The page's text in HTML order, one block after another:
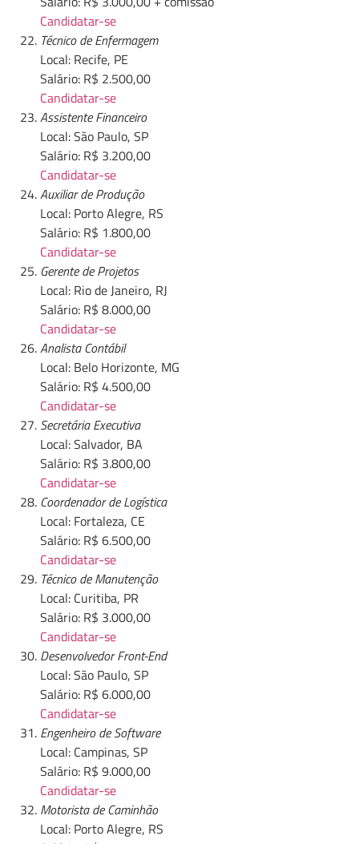
Candidatar-se
Técnico de Enfermagem
Local: Recife, PE
Salário: R$ 2.500,00
Candidatar-se
Assistente Financeiro
Local: São Paulo, SP
Salário: R$ 3.200,00
Candidatar-se
Auxiliar de Produção
Local: Porto Alegre, RS
Salário: R$ 1.800,00
Candidatar-se
Gerente de Projetos
Local: Rio de Janeiro, RJ
Salário: R$ 8.000,00
Candidatar-se
Analista Contábil
Local: Belo Horizonte, MG
Salário: R$ 4.500,00
Candidatar-se
Secretária Executiva
Local: Salvador, BA
Salário: R$ 3.800,00
Candidatar-se
Coordenador de Logística
Local: Fortaleza, CE
Salário: R$ 6.500,00
Candidatar-se
Técnico de Manutenção
Local: Curitiba, PR
Salário: R$ 3.000,00
Candidatar-se
Desenvolvedor Front-End
Local: São Paulo, SP
Salário: R$ 6.000,00
Candidatar-se
Engenheiro de Software
Local: Campinas, SP
Salário: R$ 9.000,00
Candidatar-se
Motorista de Caminhão
Local: Porto Alegre, RS